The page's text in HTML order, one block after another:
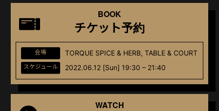
BOOK
チケット予約
会場 TORQUE SPICE & HERB, TABLE & COURT
スケジュール 2022.06.12 [Sun] 19:30 – 21:40
WATCH